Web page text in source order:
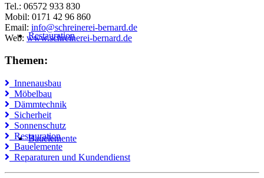
Restauration
Bauelemente
Tel.: 06572 933 830
Mobil: 0171 42 96 860
Email: info@schreinerei-bernard.de
Web: www.schreinerei-bernard.de
Themen:
Innenausbau
Möbelbau
Dämmtechnik
Sicherheit
Sonnenschutz
Restauration
Bauelemente
Reparaturen und Kundendienst